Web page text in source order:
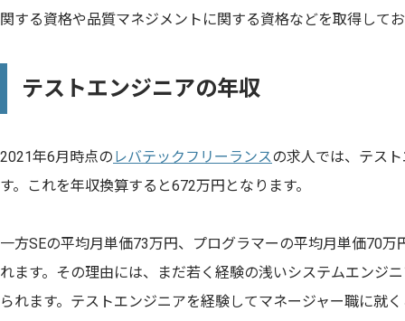
関する資格や品質マネジメントに関する資格などを取得して
テストエンジニアの年収
2021年6月時点の レバテックフリーランスの求人では、テス
す。これを年収換算すると672万円となります。
一方SEの平均月単価73万円、プログラマーの平均月単価70
れます。その理由には、まだ若く経験の浅いシステムエンジ
られます。テストエンジニアを経験してマネージャー職に就